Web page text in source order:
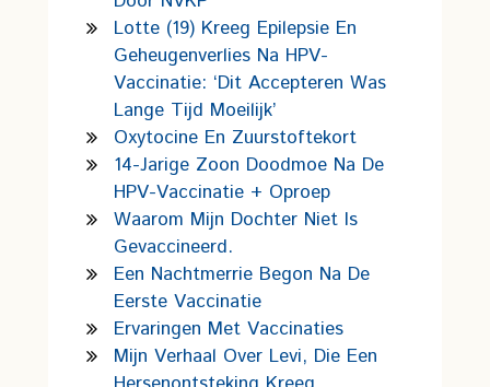
Lotte (19) Kreeg Epilepsie En
Geheugenverlies Na HPV-
Vaccinatie: ‘Dit Accepteren Was
Lange Tijd Moeilijk’
Oxytocine En Zuurstoftekort
14-Jarige Zoon Doodmoe Na De
HPV-Vaccinatie + Oproep
Waarom Mijn Dochter Niet Is
Gevaccineerd.
Een Nachtmerrie Begon Na De
Eerste Vaccinatie
Ervaringen Met Vaccinaties
Mijn Verhaal Over Levi, Die Een